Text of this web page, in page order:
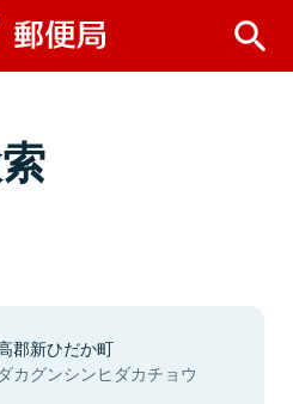
郡新ひだか町
カグンシンヒダカチョウ